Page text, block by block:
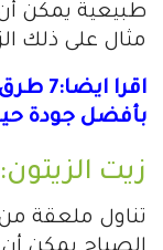
طبيعية يمكن
مثال على ذلك
اقرا
بأفضل جودة
زيت الزيتون:
تناول ملعقة